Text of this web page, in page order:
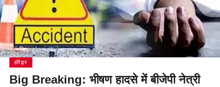
हरिद्वार
Big Breaking: भीषण हादसे में बीजेपी नेत्री